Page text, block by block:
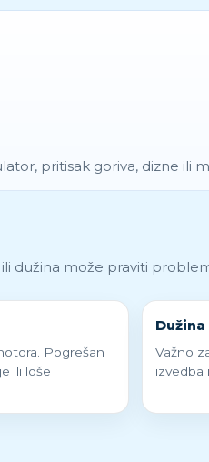
pritisak goriva, dizne ili
dužina može praviti
Pogrešan
ili loše
Važno
izvedba